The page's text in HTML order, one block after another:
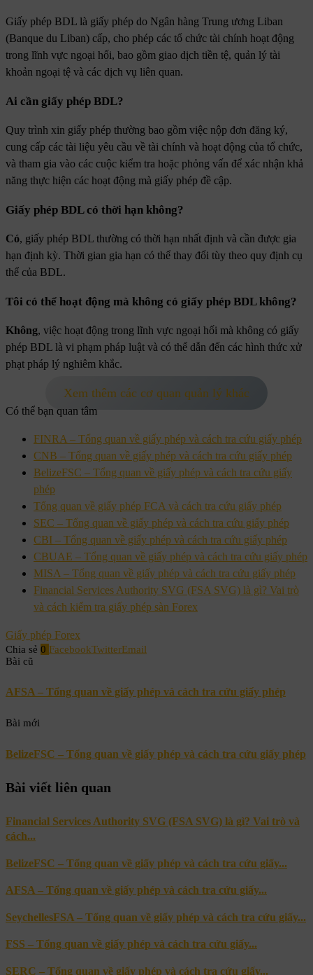
Giấy phép BDL là giấy phép do Ngân hàng Trung ương Liban
(Banque du Liban) cấp, cho phép các tổ chức tài chính hoạt động
trong lĩnh vực ngoại hối, bao gồm giao dịch tiền tệ, quản lý tài
khoản ngoại tệ và các dịch vụ liên quan.
Ai cần giấy phép BDL?
Quy trình xin giấy phép thường bao gồm việc nộp đơn đăng ký,
cung cấp các tài liệu yêu cầu về tài chính và hoạt động của tổ chức,
và tham gia vào các cuộc kiểm tra hoặc phỏng vấn để xác nhận khả
năng thực hiện các hoạt động mà giấy phép đề cập.
Giấy phép BDL có thời hạn không?
Có, giấy phép BDL thường có thời hạn nhất định và cần được gia
hạn định kỳ. Thời gian gia hạn có thể thay đổi tùy theo quy định cụ
thể của BDL.
Tôi có thể hoạt động mà không có giấy phép BDL không?
Không, việc hoạt động trong lĩnh vực ngoại hối mà không có giấy
phép BDL là vi phạm pháp luật và có thể dẫn đến các hình thức xử
phạt pháp lý nghiêm khắc.
Xem thêm các cơ quan quản lý khác
Có thể bạn quan tâm
FINRA – Tổng quan về giấy phép và cách tra cứu giấy phép
CNB – Tổng quan về giấy phép và cách tra cứu giấy phép
BelizeFSC – Tổng quan về giấy phép và cách tra cứu giấy
phép
Tổng quan về giấy phép FCA và cách tra cứu giấy phép
SEC – Tổng quan về giấy phép và cách tra cứu giấy phép
CBI – Tổng quan về giấy phép và cách tra cứu giấy phép
CBUAE – Tổng quan về giấy phép và cách tra cứu giấy phép
MISA – Tổng quan về giấy phép và cách tra cứu giấy phép
Financial Services Authority SVG (FSA SVG) là gì? Vai trò
và cách kiểm tra giấy phép sàn Forex
Giấy phép Forex
Chia sẻ 0 FacebookTwitterEmail
Bài cũ
AFSA – Tổng quan về giấy phép và cách tra cứu giấy phép
Bài mới
BelizeFSC – Tổng quan về giấy phép và cách tra cứu giấy phép
Bài viết liên quan
Financial Services Authority SVG (FSA SVG) là gì? Vai trò và
cách...
BelizeFSC – Tổng quan về giấy phép và cách tra cứu giấy...
AFSA – Tổng quan về giấy phép và cách tra cứu giấy...
SeychellesFSA – Tổng quan về giấy phép và cách tra cứu giấy...
FSS – Tổng quan về giấy phép và cách tra cứu giấy...
SERC – Tổng quan về giấy phép và cách tra cứu giấy...